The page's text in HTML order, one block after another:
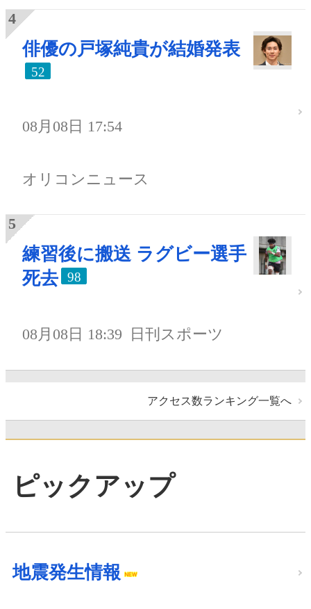
俳優の戸塚純貴が結婚発表
52
08月08日 17:54
オリコンニュース
練習後に搬送 ラグビー選手
死去
98
08月08日 18:39 日刊スポーツ
アクセス数ランキング一覧へ
ピックアップ
地震発生情報